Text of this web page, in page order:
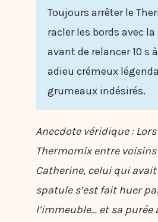
Toujours arrêter le
racler les bords avec
avant de relancer 10 s
adieu crémeux
grumeaux indésirés.
Anecdote véridique :
Thermomix entre
Catherine, celui qui avait
spatule s’est fait huer
l’immeuble… et sa